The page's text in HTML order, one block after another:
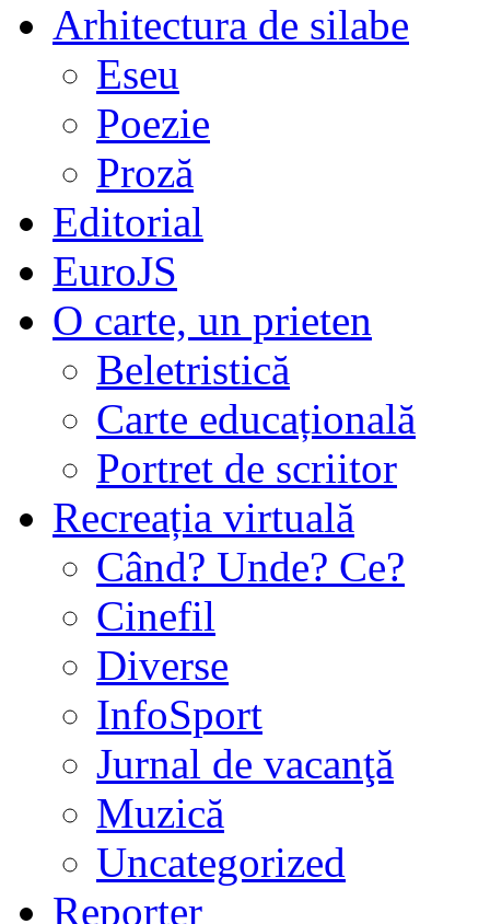
Arhitectura de silabe
Eseu
Poezie
Proză
Editorial
EuroJS
O carte, un prieten
Beletristică
Carte educațională
Portret de scriitor
Recreația virtuală
Când? Unde? Ce?
Cinefil
Diverse
InfoSport
Jurnal de vacanţă
Muzică
Uncategorized
Reporter